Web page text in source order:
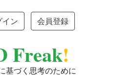
イン 会員登録
Freak!
基づく思考のために